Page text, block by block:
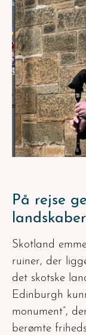
På rejse
landskaber
Skotland
ruiner, der
det skotske
Edinburgh
monument”,
berømte